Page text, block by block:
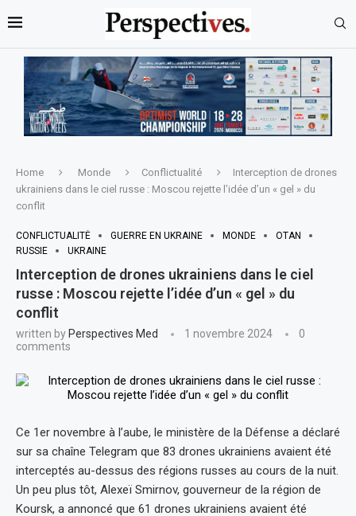
Home Monde Conflictualité
Interception de drones
ukrainiens dans le ciel russe : Moscou rejette l’idée d’un « gel » du
conflit
CONFLICTUALITÉ GUERRE EN UKRAINE MONDE
OTAN
RUSSIE
UKRAINE
Interception de drones ukrainiens dans le ciel
russe : Moscou rejette l’idée d’un « gel » du
conflit
written by Perspectives Med 1 novembre 2024
0
comments
Ce 1er novembre à l’aube, le ministère de la Défense a déclaré
sur sa chaîne Telegram que 83 drones ukrainiens avaient été
interceptés au-dessus des régions russes au cours de la nuit.
Un peu plus tôt, Alexeï Smirnov, gouverneur de la région de
Koursk, a annoncé que 61 drones ukrainiens avaient été